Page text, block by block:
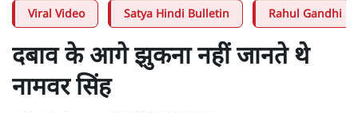
Viral Video Satya Hindi Bulletin Rahul Gandhi
दबाव के आगे झुकना नहीं जानते थे
नामवर सिंह